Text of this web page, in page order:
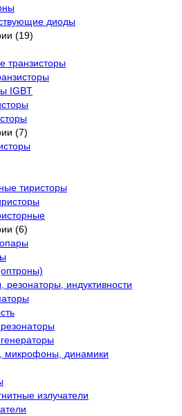
диоды
(19)
транзисторы
IGBT
(7)
тиристоры
(6)
индуктивности
микрофоны, динамики
излучатели